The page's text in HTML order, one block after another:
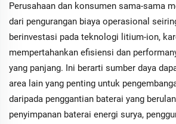
Perusahaan dan konsumen sama-sama
dari pengurangan biaya operasional
berinvestasi pada teknologi litium-ion,
mempertahankan efisiensi dan
yang panjang. Ini berarti sumber daya
area lain yang penting untuk
daripada penggantian baterai yang
penyimpanan baterai energi surya,